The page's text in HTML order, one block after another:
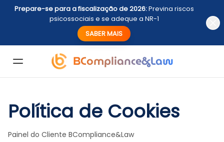
Prepare-se para a fiscalização de 2026:Previna riscos
psicossociais e se adeque a NR-1
SABER MAIS
BCompliance&Law
Política de Cookies
Painel do Cliente BCompliance&Law